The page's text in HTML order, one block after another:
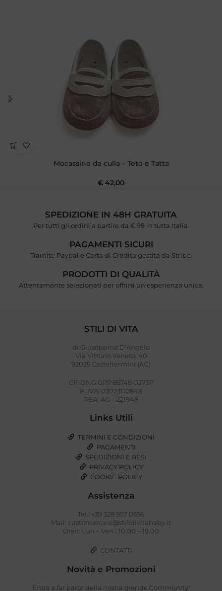
Mocassino da culla – Teto e Tatta
€ 42,00
SPEDIZIONE IN 48H GRATUITA
Per tutti gli ordini a partire da € 99 in tutta Italia.
PAGAMENTI SICURI
Tramite Paypal e Carta di Credito gestita da Stripe.
PRODOTTI DI QUALITÀ
Attentamente selezionati per offrirti un’esperienza unica.
STILI DI VITA
di Giuseppina D’Angelo
Via Vittorio Veneto, 40
92025 Casteltermini (AG)
CF: DNG GPP 85T48 G273P
P. IVA: 03023110848
REA: AG – 221948
Links Utili
TERMINI E CONDIZIONI
PAGAMENTI
SPEDIZIONI E RESI
PRIVACY POLICY
COOKIE POLICY
Assistenza
Tel.: +39 328 957 0556
Mail: customercare@stilidivitababy.it
Orari: Lun – Ven | 10.00 – 19.00
CONTATTI
Novità e Promozioni
Entra a far parte della nostra grande Community!